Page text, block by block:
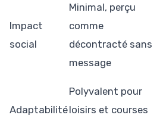
Impact
social
Minimal, perçu
comme
décontracté sans
message
Adaptabilité
Polyvalent pour
loisirs et courses